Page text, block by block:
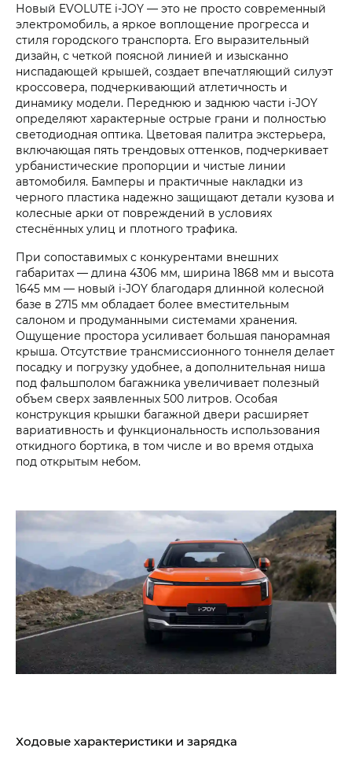
Новый EVOLUTE i‑JOY — это не просто современный
электромобиль, а яркое воплощение прогресса и
стиля городского транспорта. Его выразительный
дизайн, с четкой поясной линией и изысканно
ниспадающей крышей, создает впечатляющий силуэт
кроссовера, подчеркивающий атлетичность и
динамику модели. Переднюю и заднюю части i‑JOY
определяют характерные острые грани и полностью
светодиодная оптика. Цветовая палитра экстерьера,
включающая пять трендовых оттенков, подчеркивает
урбанистические пропорции и чистые линии
автомобиля. Бамперы и практичные накладки из
черного пластика надежно защищают детали кузова и
колесные арки от повреждений в условиях
стеснённых улиц и плотного трафика.
При сопоставимых с конкурентами внешних
габаритах — длина 4306 мм, ширина 1868 мм и высота
1645 мм — новый i‑JOY благодаря длинной колесной
базе в 2715 мм обладает более вместительным
салоном и продуманными системами хранения.
Ощущение простора усиливает большая панорамная
крыша. Отсутствие трансмиссионного тоннеля делает
посадку и погрузку удобнее, а дополнительная ниша
под фальшполом багажника увеличивает полезный
объем сверх заявленных 500 литров. Особая
конструкция крышки багажной двери расширяет
вариативность и функциональность использования
откидного бортика, в том числе и во время отдыха
под открытым небом.
Ходовые характеристики и зарядка